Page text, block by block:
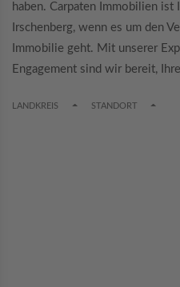
haben. Carpaten Immobilien
Irschenberg, wenn es um den
Immobilie geht. Mit unserer
Engagement sind wir bereit,
LANDKREIS TOGGLE DROPDOWN
STANDORT